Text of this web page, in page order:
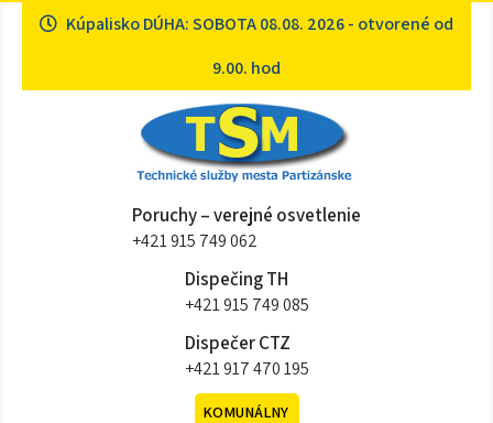
Kúpalisko DÚHA: SOBOTA 08.08. 2026 - otvorené od
9.00. hod
Technické služby mesta
Partizánske
Sme tu pre vásPoruchy – verejné osvetlenie
+421 915 749 062
Dispečing TH
+421 915 749 085
Dispečer CTZ
+421 917 470 195
KOMUNÁLNY